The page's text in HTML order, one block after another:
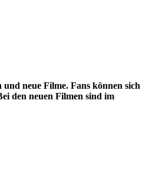
neue Filme. Fans können sich
den neuen Filmen sind im